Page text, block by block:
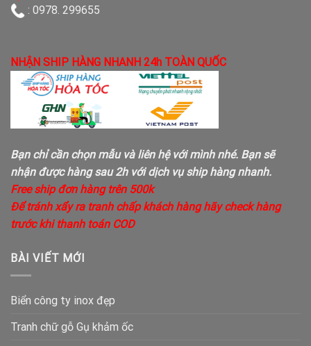
: 0978. 299655
NHẬN SHIP HÀNG NHANH 24h TOÀN QUỐC
Bạn chỉ cần chọn mẫu và liên hệ với mình nhé. Bạn sẽ
nhận được hàng sau 2h với dịch vụ ship hàng nhanh.
Free ship đơn hàng trên 500k
Để tránh xẩy ra tranh chấp khách hàng hãy check hàng
trước khi thanh toán COD
BÀI VIẾT MỚI
Biển công ty inox đẹp
Tranh chữ gỗ Gụ khảm ốc